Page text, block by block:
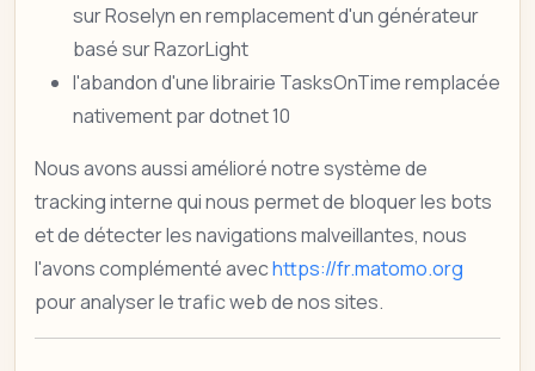
sur Roselyn en remplacement d'un générateur
basé sur RazorLight
l'abandon d'une librairie TasksOnTime remplacée
nativement par dotnet 10
Nous avons aussi amélioré notre système de
tracking interne qui nous permet de bloquer les bots
et de détecter les navigations malveillantes, nous
l'avons complémenté avechttps://fr.matomo.org
pour analyser le trafic web de nos sites.